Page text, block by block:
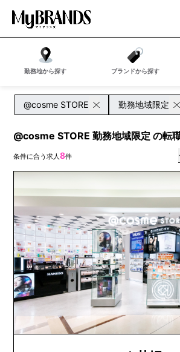
勤務地から探す ブランドから探す
@cosme STORE 勤務地域限定
@cosme STORE 勤務地域限定 の転
条件に合う求人8件